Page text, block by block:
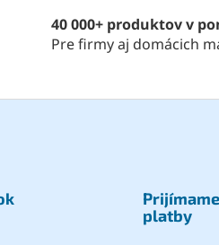
40 000+ produktov v
Pre firmy aj domácich
platby